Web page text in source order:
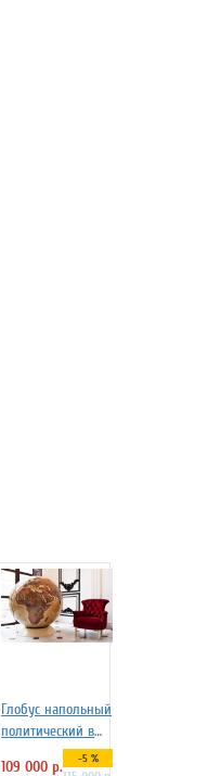
Глобус напольный
политический в
стиле ретро d=130
109 000 р. -5 %